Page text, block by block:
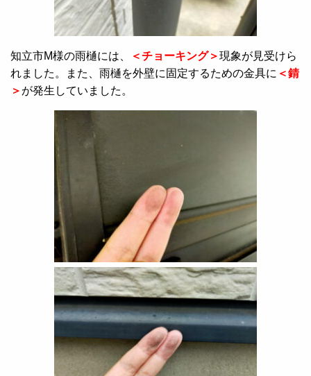
知立市M様の雨樋には、 ＜チョーキング＞現象が見受けら
れました。また、雨樋を外壁に固定するための金具に ＜錆
＞ が発生していました。